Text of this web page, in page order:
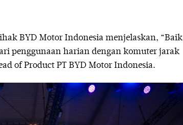
BYD Motor Indonesia menjelaskan, “Baik
penggunaan harian dengan komuter jarak
of Product PT BYD Motor Indonesia.